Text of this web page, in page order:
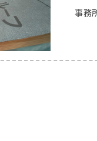
事務